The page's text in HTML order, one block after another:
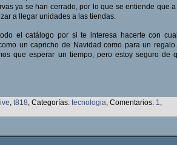
ya se han cerrado, por lo que se entiende que
a llegar unidades a las tiendas.
el catálogo por si te interesa hacerte con
un capricho de Navidad como para un
que esperar un tiempo, pero estoy seguro de
, t818, Categorías: tecnologia, Comentarios: 1,